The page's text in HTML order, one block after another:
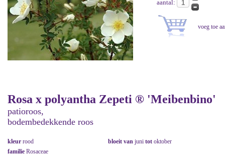
aantal:
Rosa x polyantha Zepeti ® 'Meibenbino'
patioroos,
bodembedekkende roos
kleur rood bloeit van juni tot oktober
familie Rosaceae